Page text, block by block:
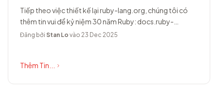
Tiếp theo việc thiết kế lại ruby-lang.org, chúng tôi có
thêm tin vui để kỷ niệm 30 năm Ruby: docs.ruby-
lang.org có diện mạo hoàn toàn...
Đăng bởi Stan Lo vào 23 Dec 2025
Thêm Tin...